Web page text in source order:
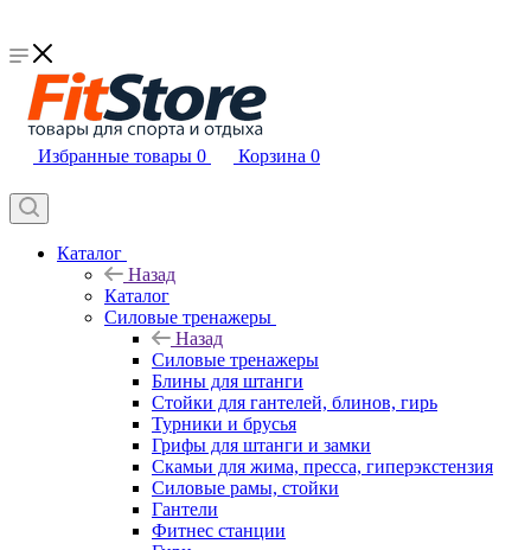
Избранные товары 0 Корзина 0
Каталог
Назад
Каталог
Силовые тренажеры
Назад
Силовые тренажеры
Блины для штанги
Стойки для гантелей, блинов, гирь
Турники и брусья
Грифы для штанги и замки
Скамьи для жима, пресса, гиперэкстензия
Силовые рамы, стойки
Гантели
Фитнес станции